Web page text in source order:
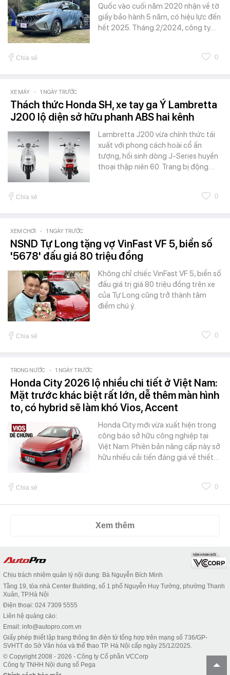
Quốc vào cuối năm 2020 nhận về tờ
giấy bảo hành 5 năm, có hiệu lực đến
hết 2025. Tháng 2/2024, công ty…
Chia sẻ 0
XE MÁY - 1 NGÀY TRƯỚC
Thách thức Honda SH, xe tay ga Ý Lambretta
J200 lộ diện sở hữu phanh ABS hai kênh
Lambretta J200 vừa chính thức tái
xuất với phong cách hoài cổ ấn
tượng, hồi sinh dòng J-Series huyền
thoại thập niên 60. Trang bị động…
Chia sẻ 0
XEM CHƠI - 1 NGÀY TRƯỚC
NSND Tự Long tặng vợ VinFast VF 5, biển số
'5678' đấu giá 80 triệu đồng
Không chỉ chiếc VinFast VF 5, biển số
đấu giá trị giá 80 triệu đồng trên xe
của Tự Long cũng trở thành tâm
điểm chú ý.
Chia sẻ 0
TRONG NƯỚC - 1 NGÀY TRƯỚC
Honda City 2026 lộ nhiều chi tiết ở Việt Nam:
Mặt trước khác biệt rất lớn, dễ thêm màn hình
to, có hybrid sẽ làm khó Vios, Accent
Honda City mới vừa xuất hiện trong
công báo sở hữu công nghiệp tại
Việt Nam. Phiên bản nâng cấp này sở
hữu nhiều cải tiến đáng giá về thiết…
Chia sẻ 0
Xem thêm
Chịu trách nhiệm quản lý nội dung: Bà Nguyễn Bích Minh
Tầng 19, tòa nhà Center Building, số 1 phố Nguyễn Huy Tưởng, phường Thanh
Xuân, TP.Hà Nội
Điện thoại: 024 7309 5555
Liên hệ quảng cáo:
Email: info@autopro.com.vn
Giấy phép thiết lập trang thông tin điện tử tổng hợp trên mạng số 736/GP-
SVHTT do Sở Văn hóa và thể thao TP. Hà Nội cấp ngày 25/12/2025.
© Copyright 2008 - 2026 - Công ty Cổ phần VCCorp
Công ty TNHH Nội dung số Pega